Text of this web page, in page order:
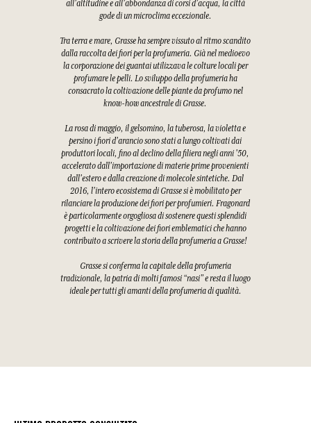
all'altitudine e all'abbondanza di corsi d'acqua, la città
gode di un microclima eccezionale.
Tra terra e mare, Grasse ha sempre vissuto al ritmo scandito
dalla raccolta dei fiori per la profumeria. Già nel medioevo
la corporazione dei guantai utilizzava le colture locali per
profumare le pelli. Lo sviluppo della profumeria ha
consacrato la coltivazione delle piante da profumo nel
know-how ancestrale di Grasse.
La rosa di maggio, il gelsomino, la tuberosa, la violetta e
persino i fiori d'arancio sono stati a lungo coltivati dai
produttori locali, fino al declino della filiera negli anni '50,
accelerato dall'importazione di materie prime provenienti
dall'estero e dalla creazione di molecole sintetiche. Dal
2016, l'intero ecosistema di Grasse si è mobilitato per
rilanciare la produzione dei fiori per profumieri. Fragonard
è particolarmente orgogliosa di sostenere questi splendidi
progetti e la coltivazione dei fiori emblematici che hanno
contribuito a scrivere la storia della profumeria a Grasse!
Grasse si conferma la capitale della profumeria
tradizionale, la patria di molti famosi “nasi” e resta il luogo
ideale per tutti gli amanti della profumeria di qualità.